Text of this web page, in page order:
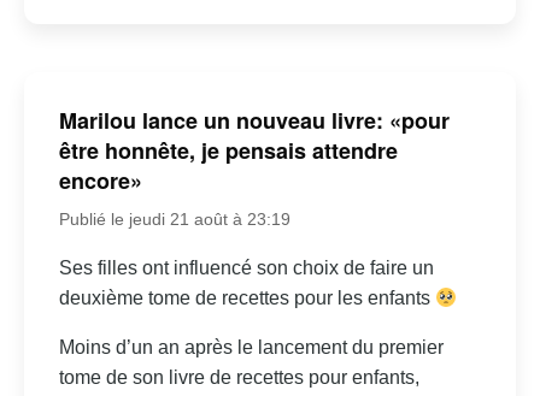
Marilou lance un nouveau livre: «pour
être honnête, je pensais attendre
encore»
Publié le jeudi 21 août à 23:19
Ses filles ont influencé son choix de faire un
deuxième tome de recettes pour les enfants
Moins d’un an après le lancement du premier
tome de son livre de recettes pour enfants,